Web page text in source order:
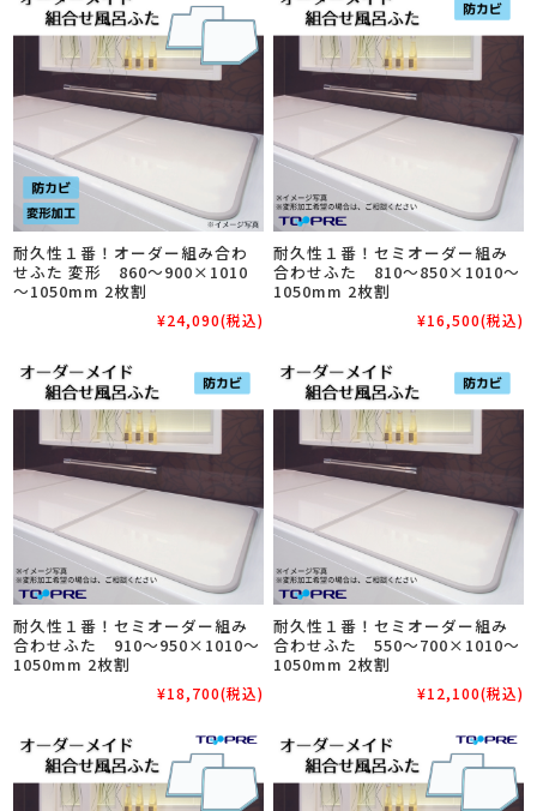
耐久性１番！オーダー組み合わ
せふた 変形 860～900×1010
～1050mm 2枚割
¥24,090(税込)
耐久性１番！セミオーダー組み
合わせふた 810～850×1010～
1050mm 2枚割
¥16,500(税込)
耐久性１番！セミオーダー組み
合わせふた 910～950×1010～
1050mm 2枚割
¥18,700(税込)
耐久性１番！セミオーダー組み
合わせふた 550～700×1010～
1050mm 2枚割
¥12,100(税込)